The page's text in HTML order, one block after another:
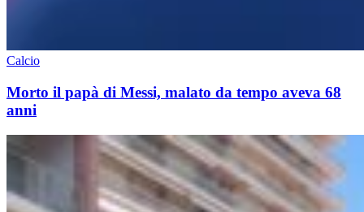
Calcio
Morto il papà di Messi, malato da tempo aveva 68
anni